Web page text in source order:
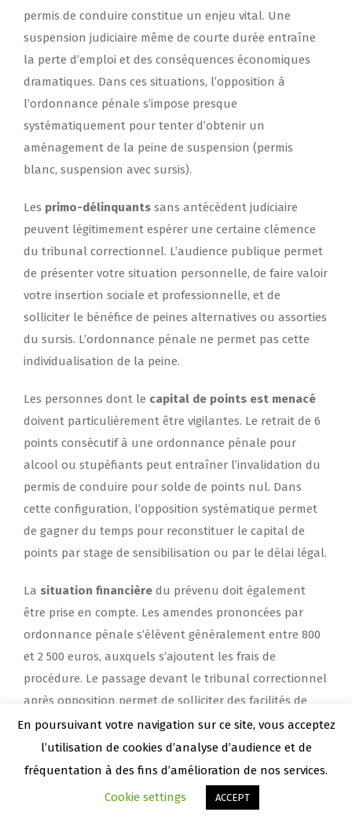
permis de conduire constitue un enjeu vital. Une
suspension judiciaire même de courte durée entraîne
la perte d’emploi et des conséquences économiques
dramatiques. Dans ces situations, l’opposition à
l’ordonnance pénale s’impose presque
systématiquement pour tenter d’obtenir un
aménagement de la peine de suspension (permis
blanc, suspension avec sursis).
Les primo-délinquants sans antécédent judiciaire
peuvent légitimement espérer une certaine clémence
du tribunal correctionnel. L’audience publique permet
de présenter votre situation personnelle, de faire valoir
votre insertion sociale et professionnelle, et de
solliciter le bénéfice de peines alternatives ou assorties
du sursis. L’ordonnance pénale ne permet pas cette
individualisation de la peine.
Les personnes dont le capital de points est menacé
doivent particulièrement être vigilantes. Le retrait de 6
points consécutif à une ordonnance pénale pour
alcool ou stupéfiants peut entraîner l’invalidation du
permis de conduire pour solde de points nul. Dans
cette configuration, l’opposition systématique permet
de gagner du temps pour reconstituer le capital de
points par stage de sensibilisation ou par le délai légal.
La situation financière du prévenu doit également
être prise en compte. Les amendes prononcées par
ordonnance pénale s’élèvent généralement entre 800
et 2 500 euros, auxquels s’ajoutent les frais de
procédure. Le passage devant le tribunal correctionnel
après opposition permet de solliciter des facilités de
paiement ou une modulation du montant de l’amende
en fonction de la situation patrimoniale réelle.
L’accompagnement par un
En poursuivant votre navigation sur ce site, vous acceptez
l’utilisation de cookies d’analyse d’audience et de
fréquentation à des fins d’amélioration de nos services.
Cookie settings
ACCEPT